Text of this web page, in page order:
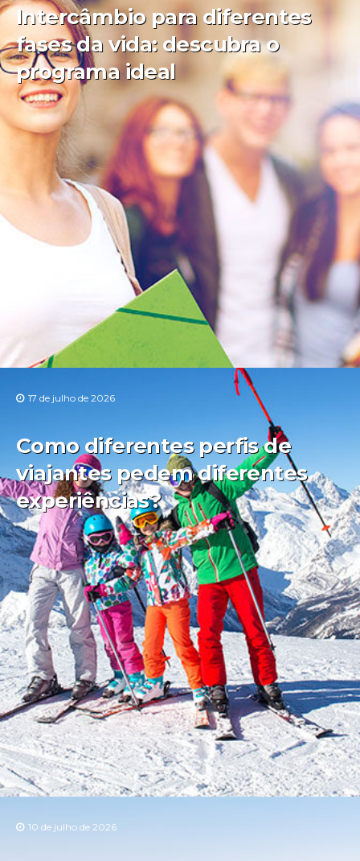
Intercâmbio para diferentes
fases da vida: descubra o
programa ideal
17 de julho de 2026
Como diferentes perfis de
viajantes pedem diferentes
experiências?
10 de julho de 2026